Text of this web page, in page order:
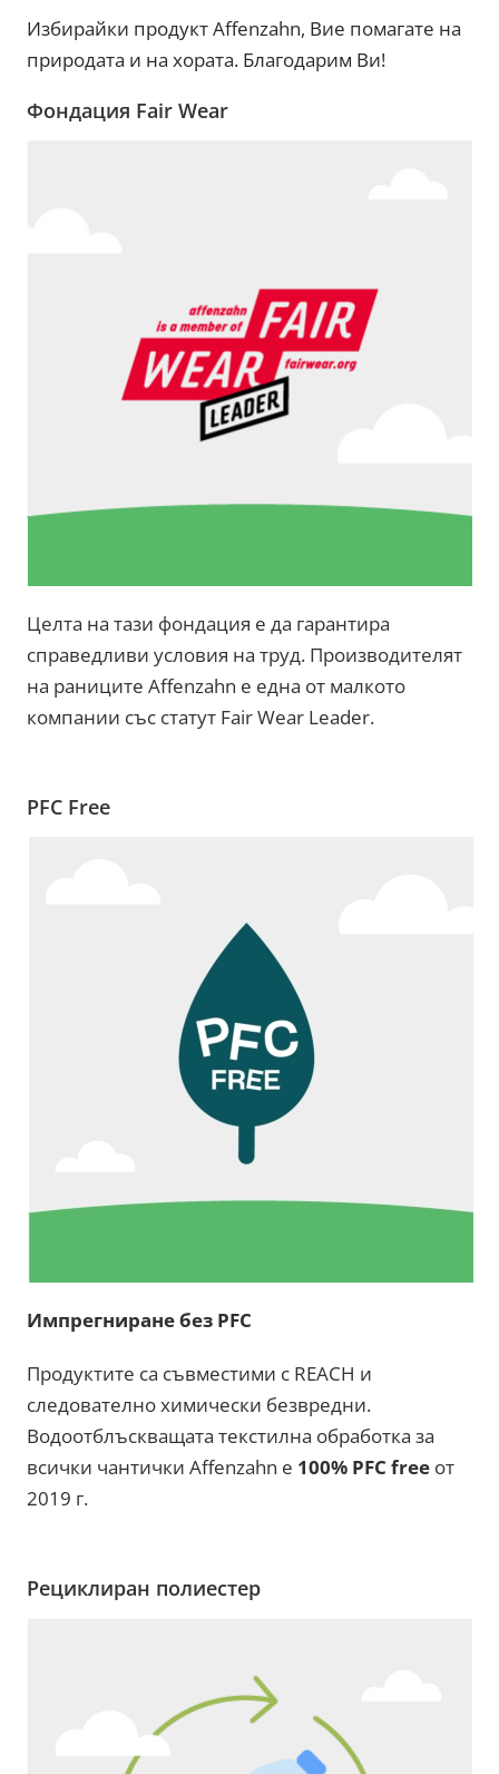
Избирайки продукт Affenzahn, Вие помагате на
природата и на хората. Благодарим Ви!
Фондация Fair Wear
Целта на тази фондация е да гарантира
справедливи условия на труд. Производителят
на раниците Affenzahn е една от малкото
компании със статут Fair Wear Leader.
PFC Free
Импрегниране без PFC
Продуктите са съвместими с REACH и
следователно химически безвредни.
Водоотблъскващата текстилна обработка за
всички чантички Affenzahn е 100% PFC free от
2019 г.
Рециклиран полиестер